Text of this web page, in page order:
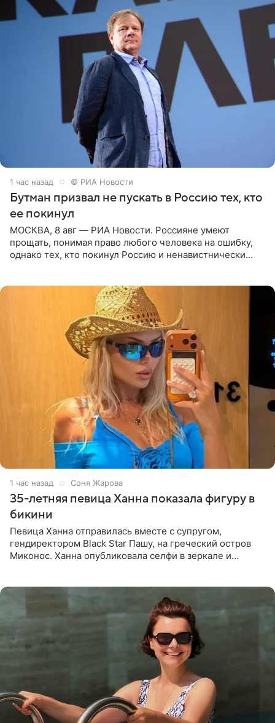
1 час назад © РИА Новости
Бутман призвал не пускать в Россию тех, кто
ее покинул
МОСКВА, 8 авг — РИА Новости. Россияне умеют
прощать, понимая право любого человека на ошибку,
однако тех, кто покинул Россию и ненавистнически
1 час назад Соня Жарова
35-летняя певица Ханна показала фигуру в
бикини
Певица Ханна отправилась вместе с супругом,
гендиректором Black Star Пашу, на греческий остров
Миконос. Ханна опубликовала селфи в зеркале и